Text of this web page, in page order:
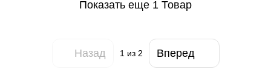
Показать еще 1 Товар
Назад 1из 2 Вперед